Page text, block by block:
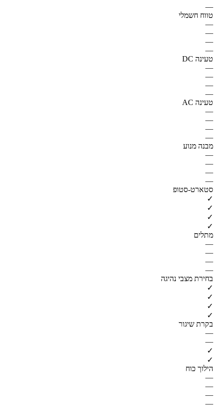
—
טווח חשמלי
—
—
—
—
טעינה DC
—
—
—
—
טעינה AC
—
—
—
—
מבנה מנוע
—
—
—
—
סטארט-סטופ
✓
✓
✓
✓
מתלים
—
—
—
—
בחירת מצבי נהיגה
✓
✓
✓
✓
בקרת שיגור
—
—
✓
✓
הילוך כוח
—
—
—
—